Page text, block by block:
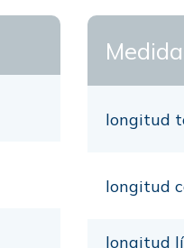
longitud
longitud
longitud